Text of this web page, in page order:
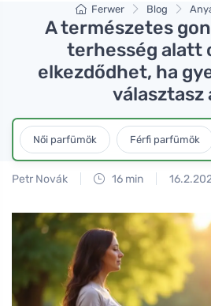
Ferwer Blog
A természetes
terhesség alatt
elkezdődhet, ha
választasz
Női parfümök Férfi parfümök
Petr Novák 16 min